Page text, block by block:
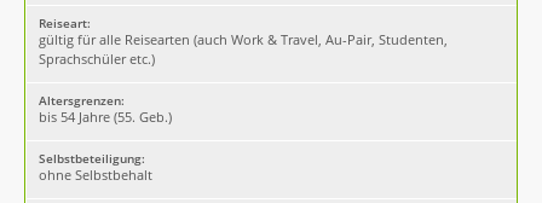
Reiseart:
gültig für alle Reisearten (auch Work & Travel, Au-Pair, Studenten,
Sprachschüler etc.)
Altersgrenzen:
bis 54 Jahre (55. Geb.)
Selbstbeteiligung:
ohne Selbstbehalt